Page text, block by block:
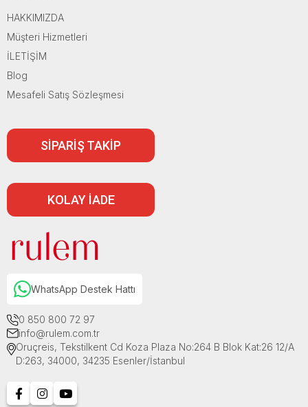
HAKKIMIZDA
Müşteri Hizmetleri
İLETİŞİM
Blog
Mesafeli Satış Sözleşmesi
SİPARİŞ TAKİP
KOLAY İADE
WhatsApp Destek Hattı
0 850 800 72 97
info@rulem.com.tr
Oruçreis, Tekstilkent Cd Koza Plaza No:264 B Blok Kat:26 12/A
D:263, 34000, 34235 Esenler/İstanbul